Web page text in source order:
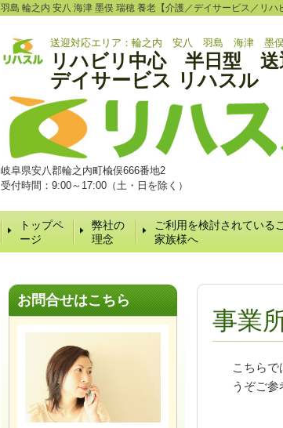
羽島 輪之内 安八 海津 墨俣 瑞穂 養老【介護／デイサービス／リハ
送迎対応エリア：輪之内 安八 羽島 海津 墨
リハビリ中心 半日型 送
デイサービス リハスル
岐阜県安八郡輪之内町楡俣666番地2
受付時間：9:00～17:00（土・日を除く）
トップペ
ージ
弊社の
理念
ご利用を検討されている
家族様へ
事業
こちら
うぞご参
お問合せはこちら